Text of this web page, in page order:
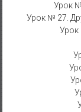
Урок
Урок № 27.
Урок